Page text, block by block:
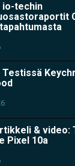
io-techin
Testissä
& video:
Pixel 10a